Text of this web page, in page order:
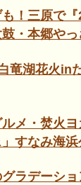
！三原で
・本郷や
竜湖花火in
メ・焚火
すなみ海
ラデーシ